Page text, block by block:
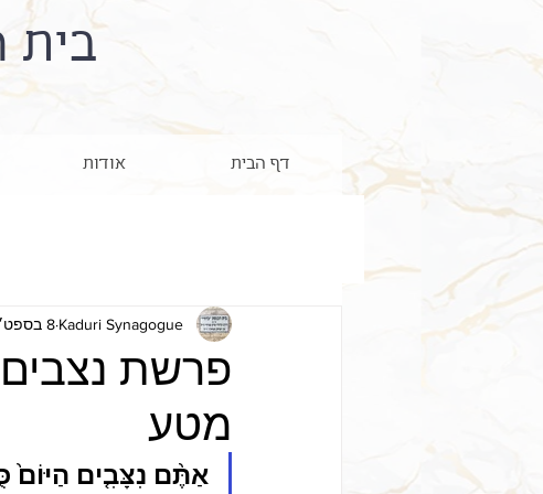
בית
אודות דף הבית
פרשת נצבים
מטע
Kaduri Synagogue 8 בספט׳ 2023
אַתֶּ֨ם נִצָּבִ֤ים הַיּוֹם֙